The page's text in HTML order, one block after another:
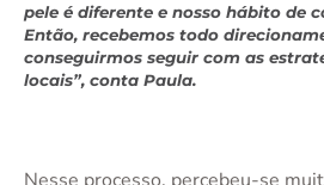
pele é diferente e nosso hábito de
Então, recebemos todo
conseguirmos seguir com as
locais”, conta Paula.